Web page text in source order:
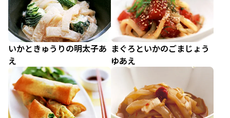
いかときゅうりの明太子あ
え
まぐろといかのごまじょう
ゆあえ